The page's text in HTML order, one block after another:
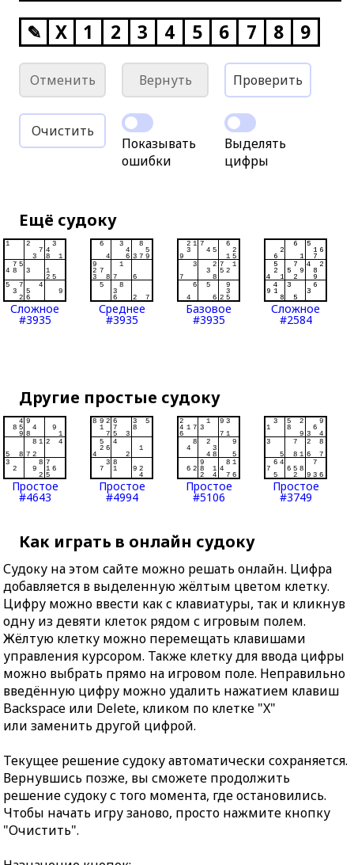
✎ X 1 2 3 4 5 6 7 8 9
Отменить Вернуть Проверить
Очистить
Показывать
ошибки
Выделять
цифры
Ещё судоку
Сложное
#3935
Среднее
#3935
Базовое
#3935
Сложное
#2584
Другие простые судоку
Простое
#4643
Простое
#4994
Простое
#5106
Простое
#3749
Как играть в онлайн судоку
Судоку на этом сайте можно решать онлайн. Цифра
добавляется в выделенную жёлтым цветом клетку.
Цифру можно ввести как с клавиатуры, так и кликнув
одну из девяти клеток рядом с игровым полем.
Жёлтую клетку можно перемещать клавишами
управления курсором. Также клетку для ввода цифры
можно выбрать прямо на игровом поле. Неправильно
введённую цифру можно удалить нажатием клавиш
Backspace или Delete, кликом по клетке "X"
или заменить другой цифрой.
Текущее решение судоку автоматически сохраняется.
Вернувшись позже, вы сможете продолжить
решение судоку с того момента, где остановились.
Чтобы начать игру заново, просто нажмите кнопку
"Очистить".